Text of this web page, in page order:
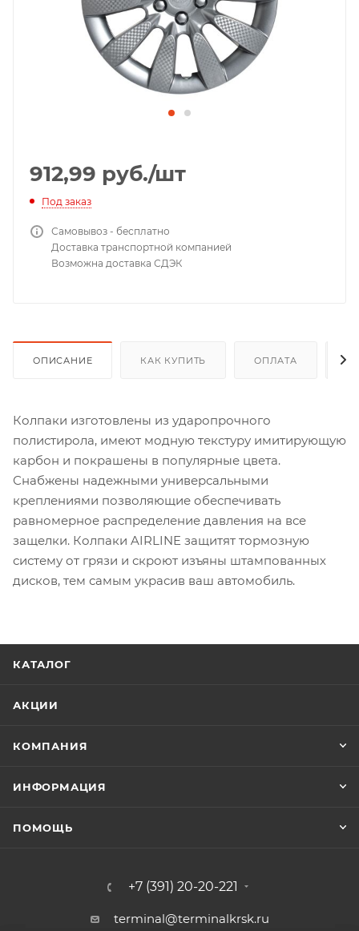
912,99 руб./шт
Под заказ
Самовывоз - бесплатно
Доставка транспортной компанией
Возможна доставка СДЭК
ОПИСАНИЕ КАК КУПИТЬ ОПЛАТА
Колпаки изготовлены из ударопрочного
полистирола, имеют модную текстуру имитирующую
карбон и покрашены в популярные цвета.
Снабжены надежными универсальными
креплениями позволяющие обеспечивать
равномерное распределение давления на все
защелки. Колпаки AIRLINE защитят тормозную
систему от грязи и скроют изъяны штампованных
дисков, тем самым украсив ваш автомобиль.
КАТАЛОГ
АКЦИИ
КОМПАНИЯ
ИНФОРМАЦИЯ
ПОМОЩЬ
+7 (391) 20-20-221
terminal@terminalkrsk.ru